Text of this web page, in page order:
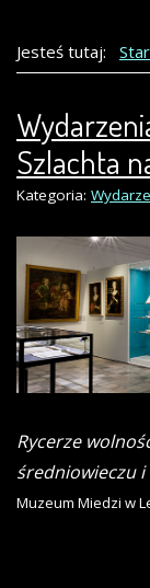
Jesteś tutaj:
Szlachta
Kategoria:
Rycerze
średniowieczu
Muzeum Miedzi w